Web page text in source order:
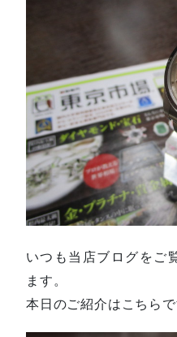
いつも当店ブログをご
ます。
本日のご紹介はこちらで